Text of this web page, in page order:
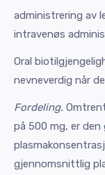
administrering av
intravenøs
Oral
nevneverdig når
Fordeling.
på 500 mg, er
gjennomsnittlig